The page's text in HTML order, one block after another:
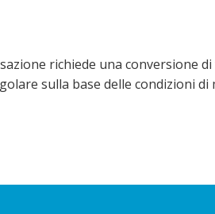
richiede una conversione
sulla base delle condizioni di